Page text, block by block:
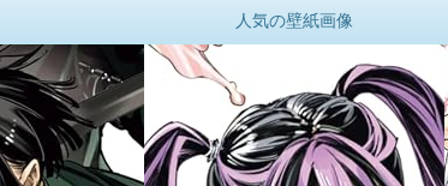
人気の壁紙画像